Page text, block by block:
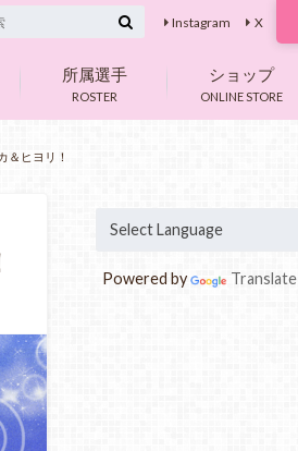
Instagram X
ROSTER
所属選手
ONLINE STORE
ショップ
＆ヒヨリ！
Powered by Translate